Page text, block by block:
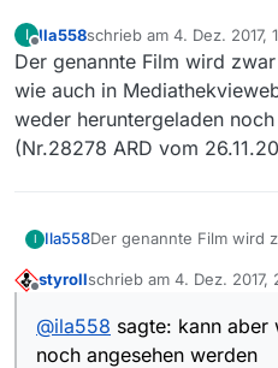
I Ila558schrieb am 4. Dez. 2017,
zuletzt editiert von
Der genannte Film wird
wie auch in
weder heruntergeladen
(Nr.28278 ARD vom
I Ila558Der genannte Film wird
weder heruntergeladen
styrollschrieb am 4. Dez. 2017,
zuletzt editiert von styroll
@ila558 sagte: kann aber
noch angesehen werden